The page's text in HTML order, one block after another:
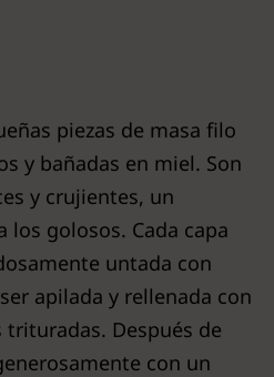
piezas de masa filo
y bañadas en miel. Son
y crujientes, un
los golosos. Cada capa
untada con
apilada y rellenada con
trituradas. Después de
con un